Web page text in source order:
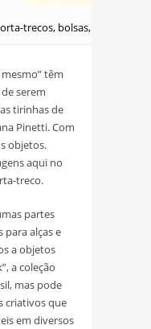
trecos, bolsas, puff e
têm
serem
tirinhas de
Pinetti. Com
objetos.
aqui no
treco.
partes
para alças e
a objetos
a coleção
mas pode
criativos que
em diversos